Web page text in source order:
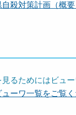
殺対策計画（概
るためにはビュ
ーワ一覧をご覧く